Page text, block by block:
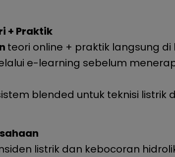
+ Praktik
teori online + praktik langsung
e-learning sebelum
blended untuk teknisi listrik
listrik dan kebocoran